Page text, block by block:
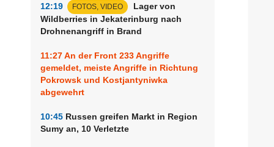
12:19 FOTOS, VIDEO
Lager von
Wildberries in Jekaterinburg nach
Drohnenangriff in Brand
11:27An der Front 233 Angriffe
gemeldet, meiste Angriffe in Richtung
Pokrowsk und Kostjantyniwka
abgewehrt
10:45 Russen greifen Markt in Region
Sumy an, 10 Verletzte